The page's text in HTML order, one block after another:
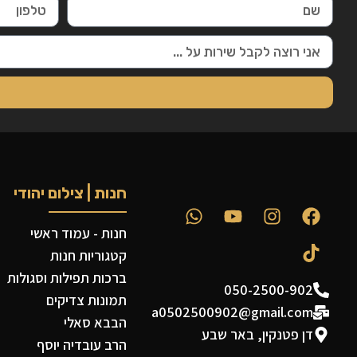
050-2500-902
a0502500902@gmail.com
דן פטנקין, באר שבע
חנות | צילום יהודי
חנות - עמוד ראשי
קטגוריות חנות
ברכות תפילות וסגולות
תמונות צדיקים
הבבא סאלי
הרב עובדיה יוסף